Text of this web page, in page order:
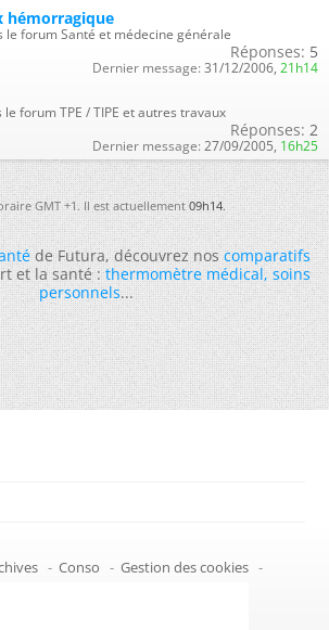
hémorragique
le forum Santé et médecine générale
Réponses: 5
Dernier message: 31/12/2006, 21h14
forum TPE / TIPE et autres travaux
Réponses: 2
Dernier message: 27/09/2005, 16h25
GMT +1. Il est actuellement09h14.
de Futura, découvrez noscomparatifs
et la santé :thermomètre médical,soins
personnels...
- Conso - Gestion des cookies -